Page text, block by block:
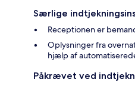
Særlige
Receptionen er
Oplysninger fra
hjælp af
Påkrævet ved